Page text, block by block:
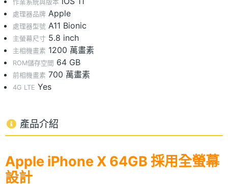
作業系統與版本
處理器品牌 Apple
處理器型號 A11 Bionic
主螢幕尺寸 5.8 inch
主相機畫素 1200 萬畫素
ROM儲存空間 64 GB
前相機畫素 700 萬畫素
4G LTE Yes
產品介紹
Apple iPhone X 64GB 採用全螢幕
設計